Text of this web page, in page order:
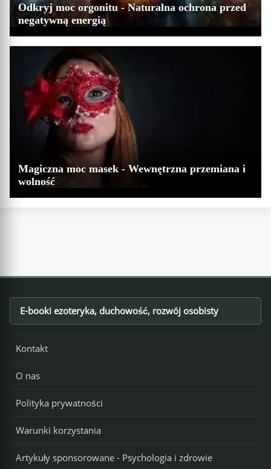
Odkryj moc orgonitu - Naturalna ochrona przed
negatywną energią
Magiczna moc masek - Wewnętrzna przemiana i
wolność
Footer
E-booki ezoteryka, duchowość, rozwój osobisty
Kontakt
O nas
Polityka prywatności
Warunki korzystania
Artykuły sponsorowane - Psychologia i zdrowie